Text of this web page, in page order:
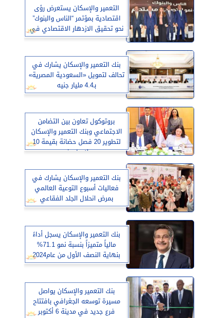
التعمير والإسكان يستعرض رؤى
اقتصادية بمؤتمر “الناس والبنوك”
نحو تحقيق الازدهار الاقتصادي في
مصر
بنك التعمير والإسكان يشارك في
تحالف لتمويل «السعودية المصرية»
بـ4.4 مليار جنيه
بروتوكول تعاون بين التضامن
الاجتماعي وبنك التعمير والإسكان
لتطوير 20 فصل حضانة بقيمة 10
ملايين جنيه
بنك التعمير والإسكان يشارك في
فعاليات أسبوع التوعية العالمي
بمرض انحلال الجلد الفقاعي
بنك التعمير والإسكان يسجل أداءً
مالياً متميزاً بنسبة نمو 71.1%
بنهاية النصف الأول من عام2024
بنك التعمير والإسكان يواصل
مسيرة توسعه الجغرافي بافتتاح
فرع جديد في مدينة 6 أكتوبر